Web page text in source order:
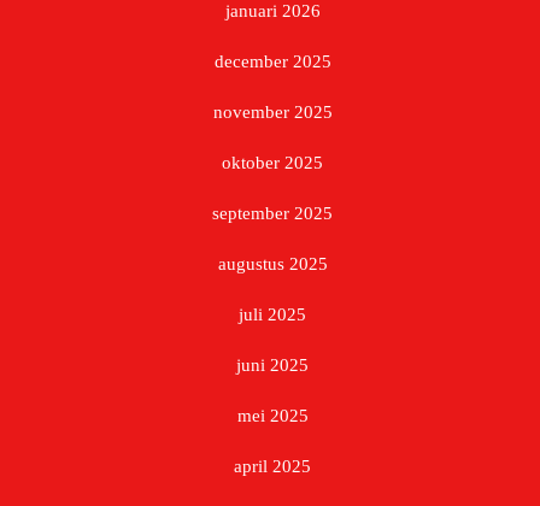
januari 2026
december 2025
november 2025
oktober 2025
september 2025
augustus 2025
juli 2025
juni 2025
mei 2025
april 2025